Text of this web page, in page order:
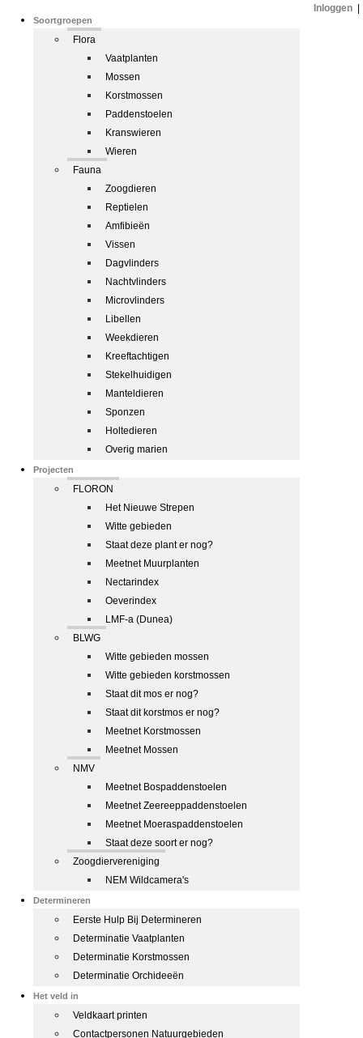
Soortgroepen
Flora
Vaatplanten
Mossen
Korstmossen
Paddenstoelen
Kranswieren
Wieren
Fauna
Zoogdieren
Reptielen
Amfibieën
Vissen
Dagvlinders
Nachtvlinders
Microvlinders
Libellen
Weekdieren
Kreeftachtigen
Stekelhuidigen
Manteldieren
Sponzen
Holtedieren
Overig marien
Projecten
FLORON
Het Nieuwe Strepen
Witte gebieden
Staat deze plant er nog?
Meetnet Muurplanten
Nectarindex
Oeverindex
LMF-a (Dunea)
BLWG
Witte gebieden mossen
Witte gebieden korstmossen
Staat dit mos er nog?
Staat dit korstmos er nog?
Meetnet Korstmossen
Meetnet Mossen
NMV
Meetnet Bospaddenstoelen
Meetnet Zeereeppaddenstoelen
Meetnet Moeraspaddenstoelen
Staat deze soort er nog?
Zoogdiervereniging
NEM Wildcamera's
Determineren
Eerste Hulp Bij Determineren
Determinatie Vaatplanten
Determinatie Korstmossen
Determinatie Orchideeën
Het veld in
Veldkaart printen
Contactpersonen Natuurgebieden
Inloggen